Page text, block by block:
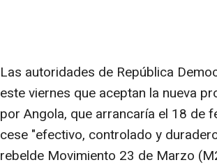
Las autoridades de República
este viernes que aceptan la nueva
por Angola, que arrancaría el 18 de
cese "efectivo, controlado y
rebelde Movimiento 23 de Marzo